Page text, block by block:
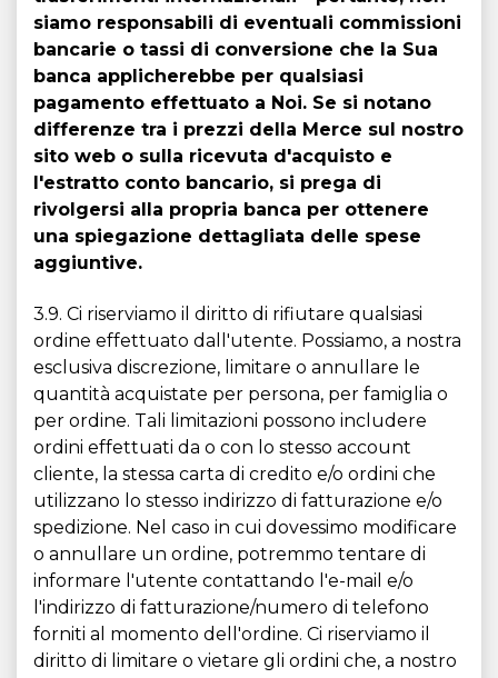
siamo responsabili di eventuali commissioni
bancarie o tassi di conversione che la Sua
banca applicherebbe per qualsiasi
pagamento effettuato a Noi. Se si notano
differenze tra i prezzi della Merce sul nostro
sito web o sulla ricevuta d'acquisto e
l'estratto conto bancario, si prega di
rivolgersi alla propria banca per ottenere
una spiegazione dettagliata delle spese
aggiuntive.
3.9. Ci riserviamo il diritto di rifiutare qualsiasi
ordine effettuato dall'utente. Possiamo, a nostra
esclusiva discrezione, limitare o annullare le
quantità acquistate per persona, per famiglia o
per ordine. Tali limitazioni possono includere
ordini effettuati da o con lo stesso account
cliente, la stessa carta di credito e/o ordini che
utilizzano lo stesso indirizzo di fatturazione e/o
spedizione. Nel caso in cui dovessimo modificare
o annullare un ordine, potremmo tentare di
informare l'utente contattando l'e-mail e/o
l'indirizzo di fatturazione/numero di telefono
forniti al momento dell'ordine. Ci riserviamo il
diritto di limitare o vietare gli ordini che, a nostro